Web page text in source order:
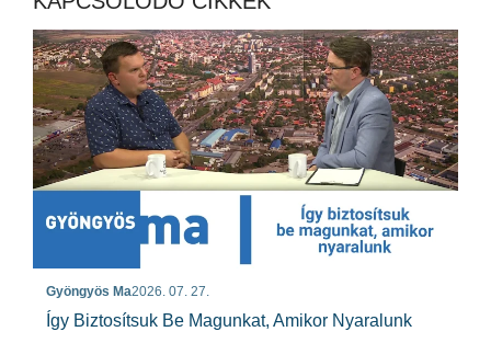
Gyöngyös Ma2026. 07. 27.
Így Biztosítsuk Be Magunkat, Amikor Nyaralunk